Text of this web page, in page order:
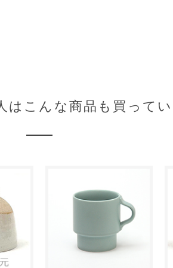
はこんな商品も買って